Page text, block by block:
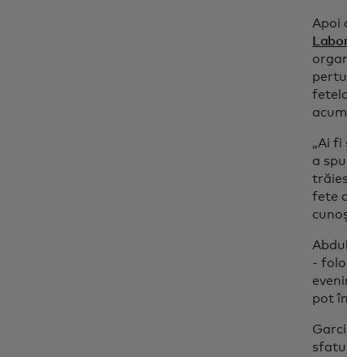
Apoi
„Ai fi
a
fete
-
pot